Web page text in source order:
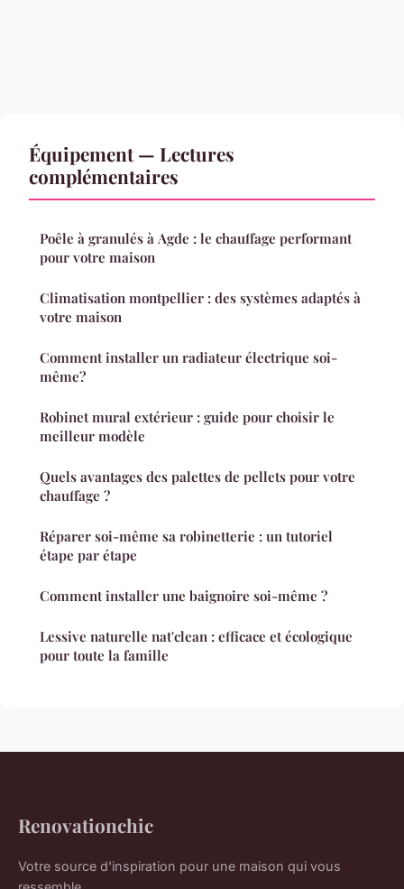
Équipement — Lectures
complémentaires
Poêle à granulés à Agde : le chauffage performant
pour votre maison
Climatisation montpellier : des systèmes adaptés à
votre maison
Comment installer un radiateur électrique soi-
même?
Robinet mural extérieur : guide pour choisir le
meilleur modèle
Quels avantages des palettes de pellets pour votre
chauffage ?
Réparer soi-même sa robinetterie : un tutoriel
étape par étape
Comment installer une baignoire soi-même ?
Lessive naturelle nat'clean : efficace et écologique
pour toute la famille
Renovationchic
Votre source d'inspiration pour une maison qui vous